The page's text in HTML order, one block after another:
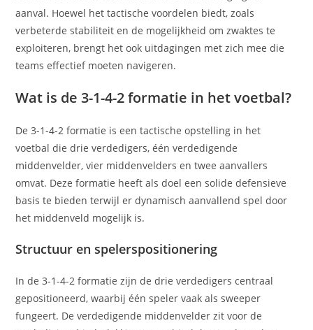
aanval. Hoewel het tactische voordelen biedt, zoals
verbeterde stabiliteit en de mogelijkheid om zwaktes te
exploiteren, brengt het ook uitdagingen met zich mee die
teams effectief moeten navigeren.
Wat is de 3-1-4-2 formatie in het voetbal?
De 3-1-4-2 formatie is een tactische opstelling in het
voetbal die drie verdedigers, één verdedigende
middenvelder, vier middenvelders en twee aanvallers
omvat. Deze formatie heeft als doel een solide defensieve
basis te bieden terwijl er dynamisch aanvallend spel door
het middenveld mogelijk is.
Structuur en spelerspositionering
In de 3-1-4-2 formatie zijn de drie verdedigers centraal
gepositioneerd, waarbij één speler vaak als sweeper
fungeert. De verdedigende middenvelder zit voor de